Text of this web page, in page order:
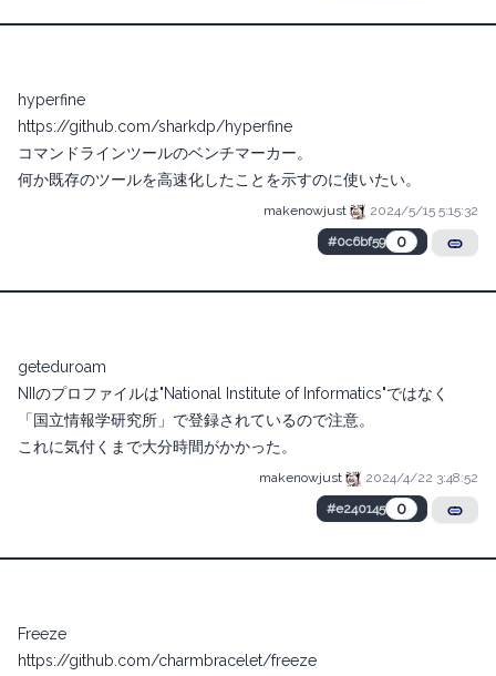
hyperfine
https://github.com/sharkdp/hyperfine
コマンドラインツールのベンチマーカー。
何か既存のツールを高速化したことを示すのに使いたい。
makenowjust
2024/5/15 5:15:32
#0c6bf59
0
geteduroam
NIIのプロファイルは"National Institute of Informatics"ではなく
「国立情報学研究所」で登録されているので注意。
これに気付くまで大分時間がかかった。
makenowjust
2024/4/22 3:48:52
#e240145
0
Freeze
https://github.com/charmbracelet/freeze